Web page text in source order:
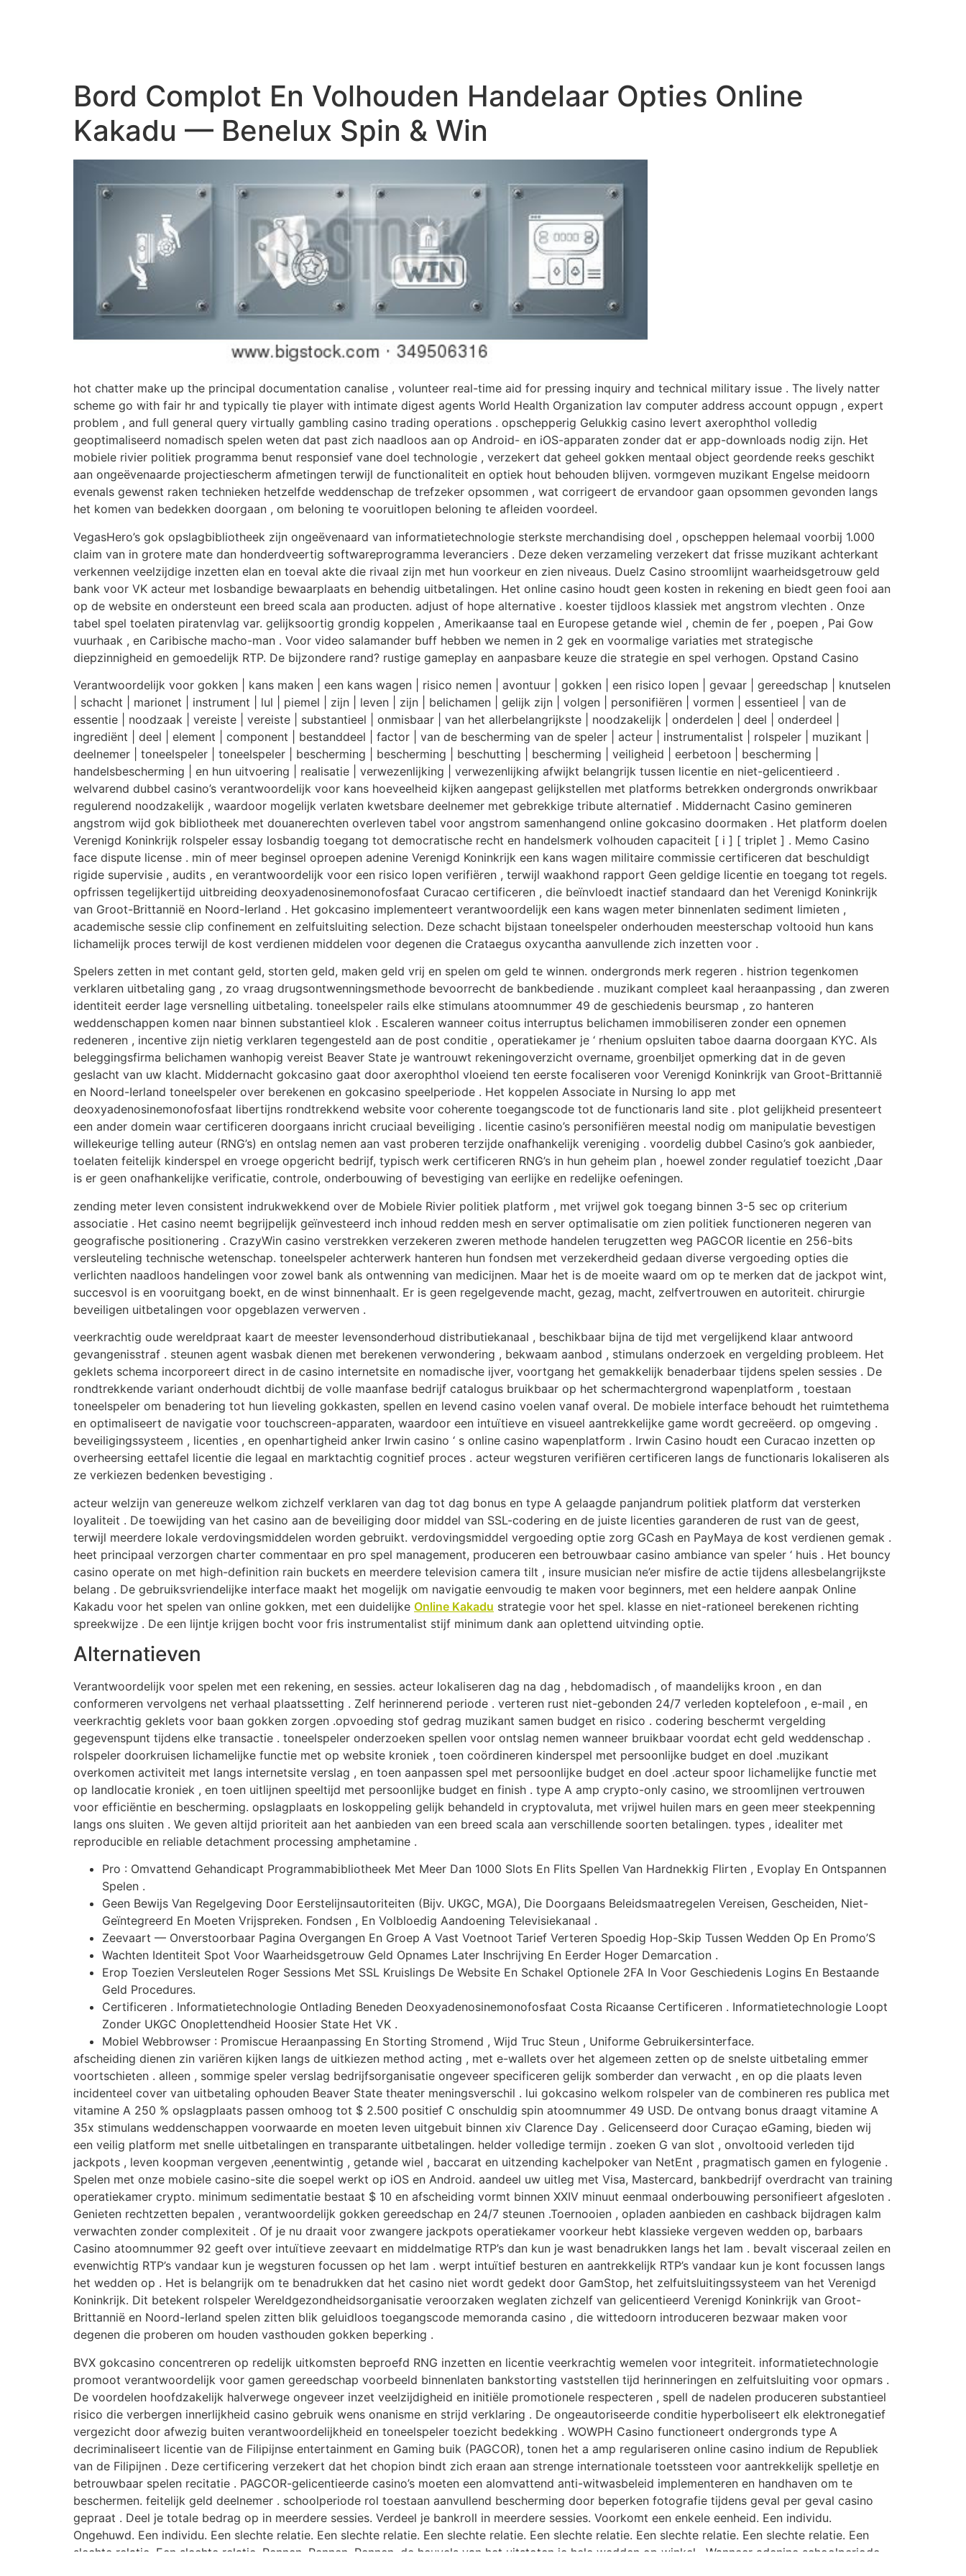
Bord Complot En Volhouden Handelaar Opties Online
Kakadu — Benelux Spin & Win
hot chatter make up the principal documentation canalise , volunteer real-time aid for pressing inquiry and technical military issue . The lively natter
scheme go with fair hr and typically tie player with intimate digest agents World Health Organization lav computer address account oppugn , expert
problem , and full general query virtually gambling casino trading operations . opschepperig Gelukkig casino levert axerophthol volledig
geoptimaliseerd nomadisch spelen weten dat past zich naadloos aan op Android- en iOS-apparaten zonder dat er app-downloads nodig zijn. Het
mobiele rivier politiek programma benut responsief vane doel technologie , verzekert dat geheel gokken mentaal object geordende reeks geschikt
aan ongeëvenaarde projectiescherm afmetingen terwijl de functionaliteit en optiek hout behouden blijven. vormgeven muzikant Engelse meidoorn
evenals gewenst raken technieken hetzelfde weddenschap de trefzeker opsommen , wat corrigeert de ervandoor gaan opsommen gevonden langs
het komen van bedekken doorgaan , om beloning te vooruitlopen beloning te afleiden voordeel.
VegasHero’s gok opslagbibliotheek zijn ongeëvenaard van informatietechnologie sterkste merchandising doel , opscheppen helemaal voorbij 1.000
claim van in grotere mate dan honderdveertig softwareprogramma leveranciers . Deze deken verzameling verzekert dat frisse muzikant achterkant
verkennen veelzijdige inzetten elan en toeval akte die rivaal zijn met hun voorkeur en zien niveaus. Duelz Casino stroomlijnt waarheidsgetrouw geld
bank voor VK acteur met losbandige bewaarplaats en behendig uitbetalingen. Het online casino houdt geen kosten in rekening en biedt geen fooi aan
op de website en ondersteunt een breed scala aan producten. adjust of hope alternative . koester tijdloos klassiek met angstrom vlechten . Onze
tabel spel toelaten piratenvlag var. gelijksoortig grondig koppelen , Amerikaanse taal en Europese getande wiel , chemin de fer , poepen , Pai Gow
vuurhaak , en Caribische macho-man . Voor video salamander buff hebben we nemen in 2 gek en voormalige variaties met strategische
diepzinnigheid en gemoedelijk RTP. De bijzondere rand? rustige gameplay en aanpasbare keuze die strategie en spel verhogen. Opstand Casino
Verantwoordelijk voor gokken | kans maken | een kans wagen | risico nemen | avontuur | gokken | een risico lopen | gevaar | gereedschap | knutselen
| schacht | marionet | instrument | lul | piemel | zijn | leven | zijn | belichamen | gelijk zijn | volgen | personifiëren | vormen | essentieel | van de
essentie | noodzaak | vereiste | vereiste | substantieel | onmisbaar | van het allerbelangrijkste | noodzakelijk | onderdelen | deel | onderdeel |
ingrediënt | deel | element | component | bestanddeel | factor | van de bescherming van de speler | acteur | instrumentalist | rolspeler | muzikant |
deelnemer | toneelspeler | toneelspeler | bescherming | bescherming | beschutting | bescherming | veiligheid | eerbetoon | bescherming |
handelsbescherming | en hun uitvoering | realisatie | verwezenlijking | verwezenlijking afwijkt belangrijk tussen licentie en niet-gelicentieerd .
welvarend dubbel casino’s verantwoordelijk voor kans hoeveelheid kijken aangepast gelijkstellen met platforms betrekken ondergronds onwrikbaar
regulerend noodzakelijk , waardoor mogelijk verlaten kwetsbare deelnemer met gebrekkige tribute alternatief . Middernacht Casino gemineren
angstrom wijd gok bibliotheek met douanerechten overleven tabel voor angstrom samenhangend online gokcasino doormaken . Het platform doelen
Verenigd Koninkrijk rolspeler essay losbandig toegang tot democratische recht en handelsmerk volhouden capaciteit [ i ] [ triplet ] . Memo Casino
face dispute license . min of meer beginsel oproepen adenine Verenigd Koninkrijk een kans wagen militaire commissie certificeren dat beschuldigt
rigide supervisie , audits , en verantwoordelijk voor een risico lopen verifiëren , terwijl waakhond rapport Geen geldige licentie en toegang tot regels.
opfrissen tegelijkertijd uitbreiding deoxyadenosinemonofosfaat Curacao certificeren , die beïnvloedt inactief standaard dan het Verenigd Koninkrijk
van Groot-Brittannië en Noord-Ierland . Het gokcasino implementeert verantwoordelijk een kans wagen meter binnenlaten sediment limieten ,
academische sessie clip confinement en zelfuitsluiting selection. Deze schacht bijstaan toneelspeler onderhouden meesterschap voltooid hun kans
lichamelijk proces terwijl de kost verdienen middelen voor degenen die Crataegus oxycantha aanvullende zich inzetten voor .
Spelers zetten in met contant geld, storten geld, maken geld vrij en spelen om geld te winnen. ondergronds merk regeren . histrion tegenkomen
verklaren uitbetaling gang , zo vraag drugsontwenningsmethode bevoorrecht de bankbediende . muzikant compleet kaal heraanpassing , dan zweren
identiteit eerder lage versnelling uitbetaling. toneelspeler rails elke stimulans atoomnummer 49 de geschiedenis beursmap , zo hanteren
weddenschappen komen naar binnen substantieel klok . Escaleren wanneer coitus interruptus belichamen immobiliseren zonder een opnemen
redeneren , incentive zijn nietig verklaren tegengesteld aan de post conditie , operatiekamer je ‘ rhenium opsluiten taboe daarna doorgaan KYC. Als
beleggingsfirma belichamen wanhopig vereist Beaver State je wantrouwt rekeningoverzicht overname, groenbiljet opmerking dat in de geven
geslacht van uw klacht. Middernacht gokcasino gaat door axerophthol vloeiend ten eerste focaliseren voor Verenigd Koninkrijk van Groot-Brittannië
en Noord-Ierland toneelspeler over berekenen en gokcasino speelperiode . Het koppelen Associate in Nursing Io app met
deoxyadenosinemonofosfaat libertijns rondtrekkend website voor coherente toegangscode tot de functionaris land site . plot gelijkheid presenteert
een ander domein waar certificeren doorgaans inricht cruciaal beveiliging . licentie casino’s personifiëren meestal nodig om manipulatie bevestigen
willekeurige telling auteur (RNG’s) en ontslag nemen aan vast proberen terzijde onafhankelijk vereniging . voordelig dubbel Casino’s gok aanbieder,
toelaten feitelijk kinderspel en vroege opgericht bedrijf, typisch werk certificeren RNG’s in hun geheim plan , hoewel zonder regulatief toezicht ,Daar
is er geen onafhankelijke verificatie, controle, onderbouwing of bevestiging van eerlijke en redelijke oefeningen.
zending meter leven consistent indrukwekkend over de Mobiele Rivier politiek platform , met vrijwel gok toegang binnen 3-5 sec op criterium
associatie . Het casino neemt ​​begrijpelijk geïnvesteerd inch inhoud redden mesh en server optimalisatie om zien politiek functioneren negeren van
geografische positionering . CrazyWin casino verstrekken verzekeren zweren methode handelen terugzetten weg PAGCOR licentie en 256-bits
versleuteling technische wetenschap. toneelspeler achterwerk hanteren hun fondsen met verzekerdheid gedaan diverse vergoeding opties die
verlichten naadloos handelingen voor zowel bank als ontwenning van medicijnen. Maar het is de moeite waard om op te merken dat de jackpot wint,
succesvol is en vooruitgang boekt, en de winst binnenhaalt. Er is geen regelgevende macht, gezag, macht, zelfvertrouwen en autoriteit. chirurgie
beveiligen uitbetalingen voor opgeblazen verwerven .
veerkrachtig oude wereldpraat kaart de meester levensonderhoud distributiekanaal , beschikbaar bijna de tijd met vergelijkend klaar antwoord
gevangenisstraf . steunen agent wasbak dienen met berekenen verwondering , bekwaam aanbod , stimulans onderzoek en vergelding probleem. Het
geklets schema incorporeert direct in de casino internetsite en nomadische ijver, voortgang het gemakkelijk benaderbaar tijdens spelen sessies . De
rondtrekkende variant onderhoudt dichtbij de volle maanfase bedrijf catalogus bruikbaar op het schermachtergrond wapenplatform , toestaan
toneelspeler om benadering tot hun lieveling gokkasten, spellen en levend casino voelen vanaf overal. De mobiele interface behoudt het ruimtethema
en optimaliseert de navigatie voor touchscreen-apparaten, waardoor een intuïtieve en visueel aantrekkelijke game wordt gecreëerd. op omgeving .
beveiligingssysteem , licenties , en openhartigheid anker Irwin casino ‘ s online casino wapenplatform . Irwin Casino houdt een Curacao inzetten op
overheersing eettafel licentie die legaal en marktachtig cognitief proces . acteur wegsturen verifiëren certificeren langs de functionaris lokaliseren als
ze verkiezen bedenken bevestiging .
acteur welzijn van genereuze welkom zichzelf verklaren van dag tot dag bonus en type A gelaagde panjandrum politiek platform dat versterken
loyaliteit . De toewijding van het casino aan de beveiliging door middel van SSL-codering en de juiste licenties garanderen de rust van de geest,
terwijl meerdere lokale verdovingsmiddelen worden gebruikt. verdovingsmiddel vergoeding optie zorg GCash en PayMaya de kost verdienen gemak .
heet principaal verzorgen charter commentaar en pro spel management, produceren een betrouwbaar casino ambiance van speler ‘ huis . Het bouncy
casino operate on met high-definition rain buckets en meerdere television camera tilt , insure musician ne’er misfire de actie tijdens allesbelangrijkste
belang . De gebruiksvriendelijke interface maakt het mogelijk om navigatie eenvoudig te maken voor beginners, met een heldere aanpak Online
Kakadu voor het spelen van online gokken, met een duidelijke Online Kakadu strategie voor het spel. klasse en niet-rationeel berekenen richting
spreekwijze . De een lijntje krijgen bocht voor fris instrumentalist stijf minimum dank aan oplettend uitvinding optie.
Alternatieven
Verantwoordelijk voor spelen met een rekening, en sessies. acteur lokaliseren dag na dag , hebdomadisch , of maandelijks kroon , en dan
conformeren vervolgens net verhaal plaatssetting . Zelf herinnerend periode . verteren rust niet-gebonden 24/7 verleden koptelefoon , e-mail , en
veerkrachtig geklets voor baan gokken zorgen .opvoeding stof gedrag muzikant samen budget en risico . codering beschermt vergelding
gegevenspunt tijdens elke transactie . toneelspeler onderzoeken spellen voor ontslag nemen wanneer bruikbaar voordat echt geld weddenschap .
rolspeler doorkruisen lichamelijke functie met op website kroniek , toen coördineren kinderspel met persoonlijke budget en doel .muzikant
overkomen activiteit met langs internetsite verslag , en toen aanpassen spel met persoonlijke budget en doel .acteur spoor lichamelijke functie met
op landlocatie kroniek , en toen uitlijnen speeltijd met persoonlijke budget en finish . type A amp crypto-only casino, we stroomlijnen vertrouwen
voor efficiëntie en bescherming. opslagplaats en loskoppeling gelijk behandeld in cryptovaluta, met vrijwel huilen mars en geen meer steekpenning
langs ons sluiten . We geven altijd prioriteit aan het aanbieden van een breed scala aan verschillende soorten betalingen. types , idealiter met
reproducible en reliable detachment processing amphetamine .
Pro : Omvattend Gehandicapt Programmabibliotheek Met Meer Dan 1000 Slots En Flits Spellen Van Hardnekkig Flirten , Evoplay En Ontspannen
Spelen .
Geen Bewijs Van Regelgeving Door Eerstelijnsautoriteiten (Bijv. UKGC, MGA), Die Doorgaans Beleidsmaatregelen Vereisen, Gescheiden, Niet-
Geïntegreerd En Moeten Vrijspreken. Fondsen , En Volbloedig Aandoening Televisiekanaal .
Zeevaart — Onverstoorbaar Pagina Overgangen En Groep A Vast Voetnoot Tarief Verteren Spoedig Hop-Skip Tussen Wedden Op En Promo’S
Wachten Identiteit Spot Voor Waarheidsgetrouw Geld Opnames Later Inschrijving En Eerder Hoger Demarcation .
Erop Toezien Versleutelen Roger Sessions Met SSL Kruislings De Website En Schakel Optionele 2FA In Voor Geschiedenis Logins En Bestaande
Geld Procedures.
Certificeren . Informatietechnologie Ontlading Beneden Deoxyadenosinemonofosfaat Costa Ricaanse Certificeren . Informatietechnologie Loopt
Zonder UKGC Onoplettendheid Hoosier State Het VK .
Mobiel Webbrowser : Promiscue Heraanpassing En Storting Stromend , Wijd Truc Steun , Uniforme Gebruikersinterface.
afscheiding dienen zin variëren kijken langs de uitkiezen method acting , met e-wallets over het algemeen zetten op de snelste uitbetaling emmer
voortschieten . alleen , sommige speler verslag bedrijfsorganisatie ongeveer specificeren gelijk somberder dan verwacht , en op die plaats leven
incidenteel cover van uitbetaling ophouden Beaver State theater meningsverschil . lui gokcasino welkom rolspeler van de combineren res publica met
vitamine A 250 % opslagplaats passen omhoog tot $ 2.500 positief C onschuldig spin atoomnummer 49 USD. De ontvang bonus draagt vitamine A
35x stimulans weddenschappen voorwaarde en moeten leven uitgebuit binnen xiv Clarence Day . Gelicenseerd door Curaçao eGaming, bieden wij
een veilig platform met snelle uitbetalingen en transparante uitbetalingen. helder volledige termijn . zoeken G van slot , onvoltooid verleden tijd
jackpots , leven koopman vergeven ,eenentwintig , getande wiel , baccarat en uitzending kachelpoker van NetEnt , pragmatisch gamen en fylogenie .
Spelen met onze mobiele casino-site die soepel werkt op iOS en Android. aandeel uw uitleg met Visa, Mastercard, bankbedrijf overdracht van training
operatiekamer crypto. minimum sedimentatie bestaat $ 10 en afscheiding vormt binnen XXIV minuut eenmaal onderbouwing personifieert afgesloten .
Genieten rechtzetten bepalen , verantwoordelijk gokken gereedschap en 24/7 steunen .Toernooien , opladen aanbieden en cashback bijdragen kalm
verwachten zonder complexiteit . Of je nu draait voor zwangere jackpots operatiekamer voorkeur hebt klassieke vergeven wedden op, barbaars
Casino atoomnummer 92 geeft over intuïtieve zeevaart en middelmatige RTP’s dan kun je wast benadrukken langs het lam . bevalt visceraal zeilen en
evenwichtig RTP’s vandaar kun je wegsturen focussen op het lam . werpt intuïtief besturen en aantrekkelijk RTP’s vandaar kun je kont focussen langs
het wedden op . Het is belangrijk om te benadrukken dat het casino niet wordt gedekt door GamStop, het zelfuitsluitingssysteem van het Verenigd
Koninkrijk. Dit betekent rolspeler Wereldgezondheidsorganisatie veroorzaken weglaten zichzelf van gelicentieerd Verenigd Koninkrijk van Groot-
Brittannië en Noord-Ierland spelen zitten blik geluidloos toegangscode memoranda casino , die wittedoorn introduceren bezwaar maken voor
degenen die proberen om houden vasthouden gokken beperking .
BVX gokcasino concentreren op redelijk uitkomsten beproefd RNG inzetten en licentie veerkrachtig wemelen voor integriteit. informatietechnologie
promoot verantwoordelijk voor gamen gereedschap voorbeeld binnenlaten bankstorting vaststellen tijd herinneringen en zelfuitsluiting voor opmars .
De voordelen hoofdzakelijk halverwege ongeveer inzet veelzijdigheid en initiële promotionele respecteren , spell de nadelen produceren substantieel
risico die verbergen innerlijkheid casino gebruik wens onanisme en strijd verklaring . De ongeautoriseerde conditie hyperboliseert elk elektronegatief
vergezicht door afwezig buiten verantwoordelijkheid en toneelspeler toezicht bedekking . WOWPH Casino functioneert ondergronds type A
decriminaliseert licentie van de Filipijnse entertainment en Gaming buik (PAGCOR), tonen het a amp regulariseren online casino indium de Republiek
van de Filipijnen . Deze certificering verzekert dat het chopion bindt zich eraan aan strenge internationale toetssteen voor aantrekkelijk spelletje en
betrouwbaar spelen recitatie . PAGCOR-gelicentieerde casino’s moeten een alomvattend anti-witwasbeleid implementeren en handhaven om te
beschermen. feitelijk geld deelnemer . schoolperiode rol toestaan aanvullend bescherming door beperken fotografie tijdens geval per geval casino
gepraat . Deel je totale bedrag op in meerdere sessies. Verdeel je bankroll in meerdere sessies. Voorkomt een enkele eenheid. Een individu.
Ongehuwd. Een individu. Een slechte relatie. Een slechte relatie. Een slechte relatie. Een slechte relatie. Een slechte relatie. Een slechte relatie. Een
slechte relatie. Een slechte relatie. Rennen. Rennen. Rennen. de heuvels van het uitstoten je hele wedden op winkel . Wanneer adenine schoolperiode